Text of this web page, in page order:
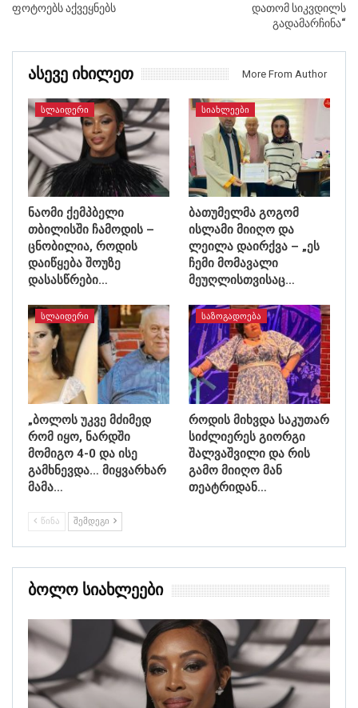
ფოტოებს აქვეყნებს
დათომ სიკვდილს
გადამარჩინა“
Ასევე Იხილეთ More From Author
ᲡᲚᲐᲘᲓᲔᲠᲘ
ნაომი ქემპბელი
თბილისში ჩამოდის –
ცნობილია, როდის
დაიწყება შოუზე
დასასწრები…
ᲡᲘᲐᲮᲚᲔᲔᲑᲘ
ბათუმელმა გოგომ
ისლამი მიიღო და
ლეილა დაირქვა – „ეს
ჩემი მომავალი
მეუღლისთვისაც…
ᲡᲚᲐᲘᲓᲔᲠᲘ
„ბოლოს უკვე მძიმედ
რომ იყო, ნარდში
მომიგო 4-0 და ისე
გამხნევდა… მიყვარხარ
მამა…
ᲡᲐᲖᲝᲒᲐᲓᲝᲔᲑᲐ
როდის მიხვდა საკუთარ
სიძლიერეს გიორგი
შალვაშვილი და რის
გამო მიიღო მან
თეატრიდან…
ᲬᲘᲜᲐ ᲨᲔᲛᲓᲔᲒᲘ
Ბოლო Სიახლეები